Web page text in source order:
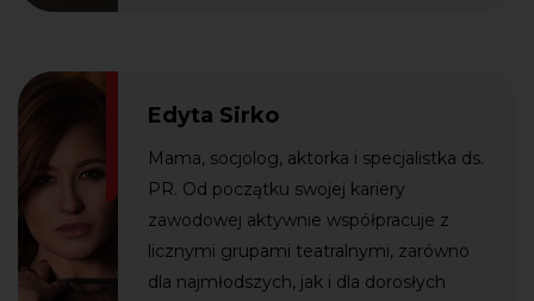
Edyta Sirko
Mama, socjolog, aktorka i specjalistka ds.
PR. Od początku swojej kariery
zawodowej aktywnie współpracuje z
licznymi grupami teatralnymi, zarówno
dla najmłodszych, jak i dla dorosłych